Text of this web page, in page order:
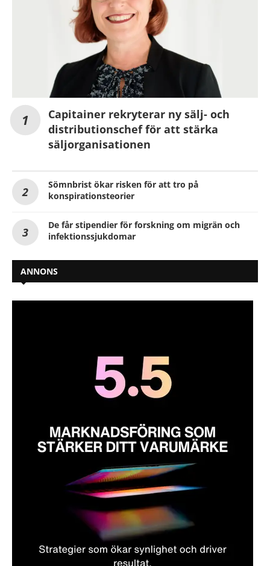
Capitainer rekryterar ny sälj- och
distributionschef för att stärka
säljorganisationen
Sömnbrist ökar risken för att tro på
konspirationsteorier
De får stipendier för forskning om migrän och
infektionssjukdomar
ANNONS